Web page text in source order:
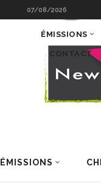
07/08/2026
ÉMISSIONS
ÉMISSIONS
CONTACT